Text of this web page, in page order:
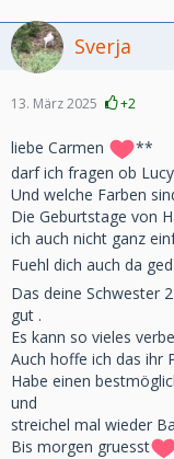
Sverja
13. März 2025 +2
liebe Carmen
**
darf ich fragen ob
Und welche Farben
Die Geburtstage von
ich auch nicht ganz
Fuehl dich auch da
Das deine Schwester
gut .
Es kann so vieles
Auch hoffe ich das ihr
Habe einen
und
streichel mal wieder
Bis morgen gruesst